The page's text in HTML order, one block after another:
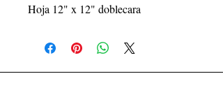
Hoja 12" x 12" doblecara